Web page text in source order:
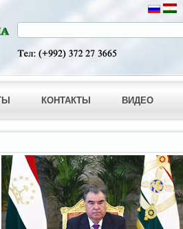
КОНТАКТЫ ВИДЕО